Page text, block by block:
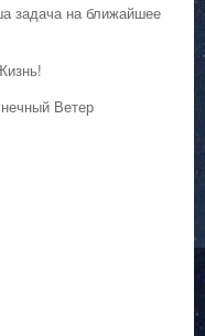
задача на ближайшее
Ветер